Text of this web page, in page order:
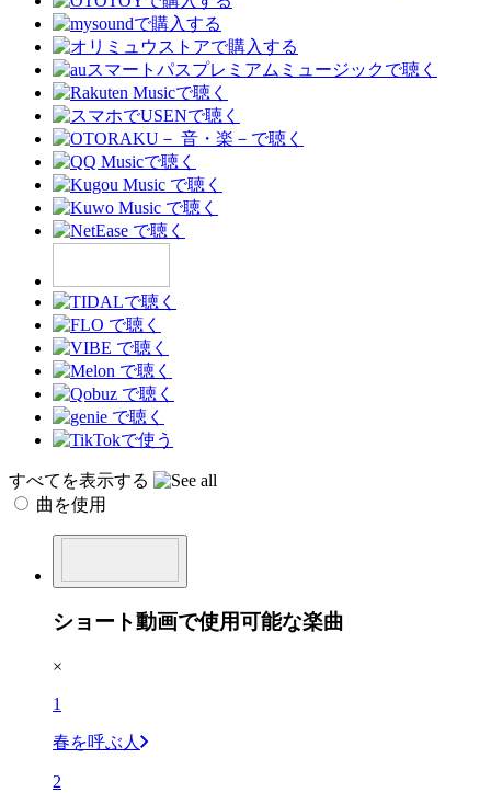
すべてを表示する
曲を使用
ショート動画で使用可能な楽曲
×
1
春を呼ぶ人
2